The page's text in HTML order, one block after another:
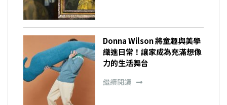
Donna Wilson 將童趣與美學
織進日常！讓家成為充滿想像
力的生活舞台
繼續閱讀